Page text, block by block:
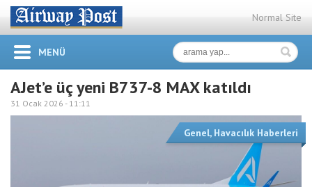
Normal Site
MENÜ
AJet’e üç yeni B737-8 MAX katıldı
31 Ocak 2026 - 11:11
Genel, Havacılık Haberleri